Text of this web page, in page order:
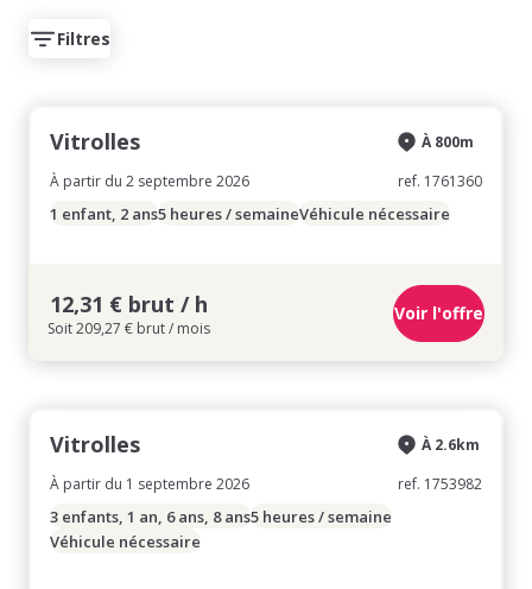
Filtres
Vitrolles
À partir du 2 septembre 2026
À 800m
ref. 1761360
1 enfant, 2 ans5 heures / semaineVéhicule nécessaire
12,31 € brut / h
Soit 209,27 € brut / mois
Voir l'offre
Vitrolles
À partir du 1 septembre 2026
À 2.6km
ref. 1753982
3 enfants, 1 an, 6 ans, 8 ans5 heures / semaine
Véhicule nécessaire